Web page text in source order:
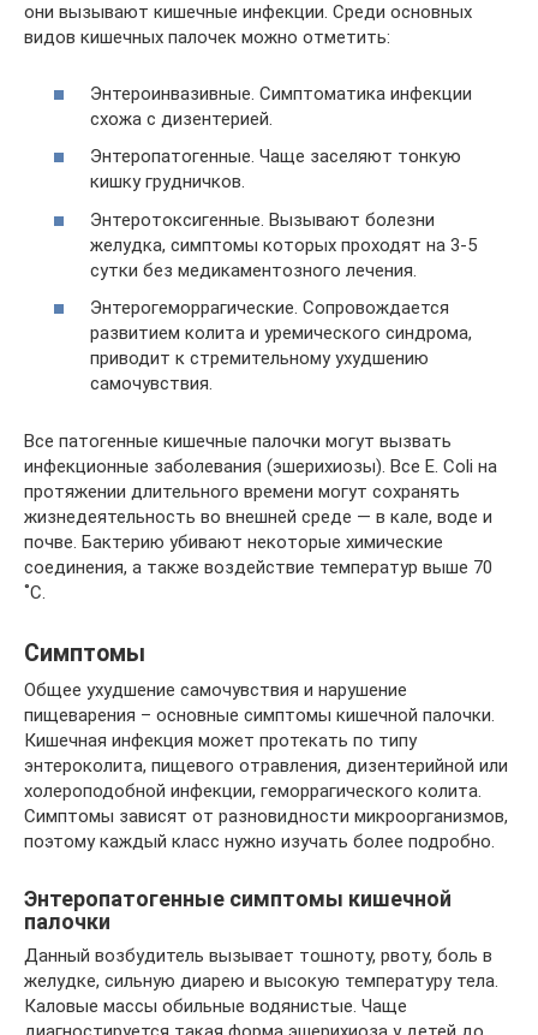
они вызывают кишечные инфекции. Среди основных
видов кишечных палочек можно отметить:
Энтероинвазивные. Симптоматика инфекции
схожа с дизентерией.
Энтеропатогенные. Чаще заселяют тонкую
кишку грудничков.
Энтеротоксигенные. Вызывают болезни
желудка, симптомы которых проходят на 3-5
сутки без медикаментозного лечения.
Энтерогеморрагические. Сопровождается
развитием колита и уремического синдрома,
приводит к стремительному ухудшению
самочувствия.
Все патогенные кишечные палочки могут вызвать
инфекционные заболевания (эшерихиозы). Все E. Coli на
протяжении длительного времени могут сохранять
жизнедеятельность во внешней среде — в кале, воде и
почве. Бактерию убивают некоторые химические
соединения, а также воздействие температур выше 70
˚С.
Симптомы
Общее ухудшение самочувствия и нарушение
пищеварения – основные симптомы кишечной палочки.
Кишечная инфекция может протекать по типу
энтероколита, пищевого отравления, дизентерийной или
холероподобной инфекции, геморрагического колита.
Симптомы зависят от разновидности микроорганизмов,
поэтому каждый класс нужно изучать более подробно.
Энтеропатогенные симптомы кишечной
палочки
Данный возбудитель вызывает тошноту, рвоту, боль в
желудке, сильную диарею и высокую температуру тела.
Каловые массы обильные водянистые. Чаще